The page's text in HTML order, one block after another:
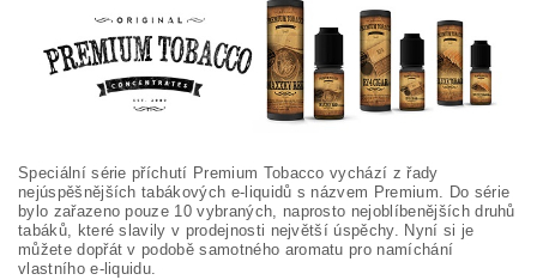
Speciální série příchutí Premium Tobacco vychází z řady
nejúspěšnějších tabákových e-liquidů s názvem Premium. Do série
bylo zařazeno pouze 10 vybraných, naprosto nejoblíbenějších druhů
tabáků, které slavily v prodejnosti největší úspěchy. Nyní si je
můžete dopřát v podobě samotného aromatu pro namíchání
vlastního e-liquidu.